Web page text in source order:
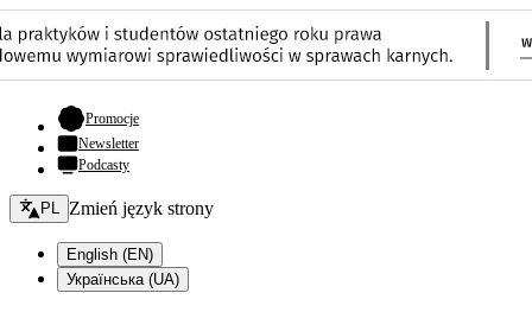
Promocje- otwiera się w nowej karcie
Newsletter
Podcasty
Zmień język - bieżący:
PL Zmień język strony
English (EN)
Українська (UA)